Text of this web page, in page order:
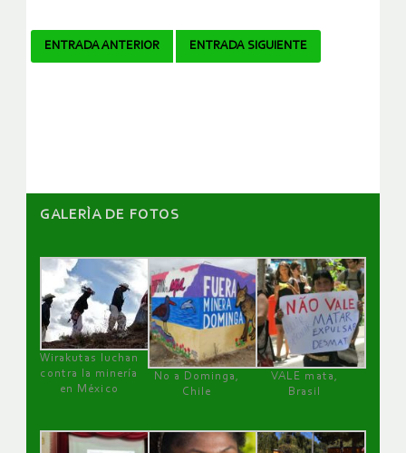
Navegador
ENTRADA ANTERIOR ENTRADA SIGUIENTE
GALERÌA DE FOTOS
Wirakutas luchan
contra la minería
en México
No a Dominga,
Chile
VALE mata,
Brasil